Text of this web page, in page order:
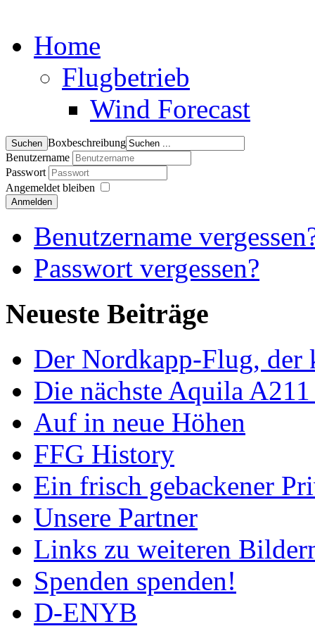
Home
Flugbetrieb
Wind Forecast
Boxbeschreibung
Benutzername
Passwort
Angemeldet bleiben
Anmelden
Benutzername
Passwort vergessen?
Neueste Beiträge
Der Nordkapp-Flug, der
Die nächste Aquila
Auf in neue Höhen
FFG History
Ein frisch gebackener
Unsere Partner
Links zu weiteren
Spenden spenden!
D-ENYB